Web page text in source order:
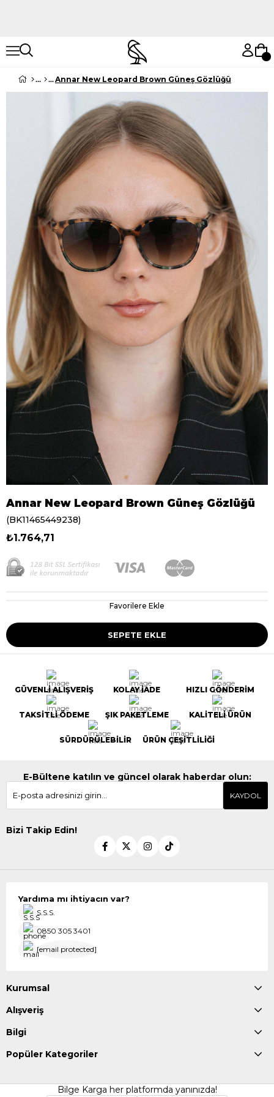
Annar New Leopard Brown Güneş Gözlüğü
Annar New Leopard Brown Güneş Gözlüğü
(BK11465449238)
₺1.764,71
Favorilere Ekle
GÜVENLİ ALIŞVERİŞ KOLAY İADE HIZLI GÖNDERİM
TAKSİTLİ ÖDEME ŞIK PAKETLEME KALİTELİ ÜRÜN
SÜRDÜRÜLEBİLİR ÜRÜN ÇEŞİTLİLİĞİ
E-Bültene katılın ve güncel olarak haberdar olun:
KAYDOL
Bizi Takip Edin!
Yardıma mı ihtiyacın var?
S.S.S.
0850 305 3401
[email protected]
Kurumsal
Alışveriş
Bilgi
Popüler Kategoriler
Bilge Karga her platformda yanınızda!